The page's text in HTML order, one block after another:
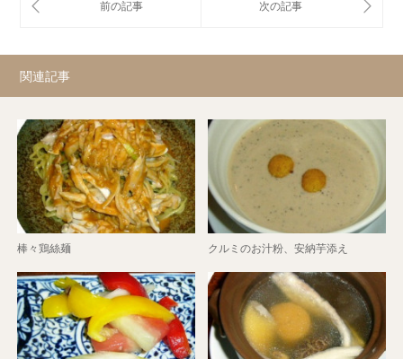
関連記事
棒々鶏絲麺 クルミのお汁粉、安納芋添え